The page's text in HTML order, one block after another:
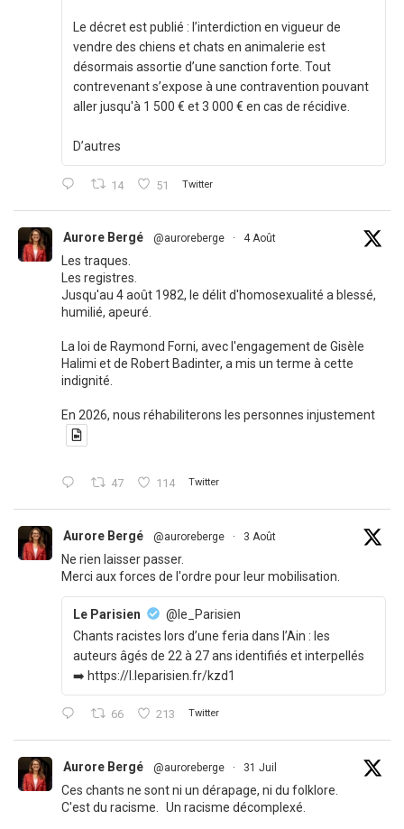
Le décret est publié : l’interdiction en vigueur de
vendre des chiens et chats en animalerie est
désormais assortie d’une sanction forte. Tout
contrevenant s’expose à une contravention pouvant
aller jusqu'à 1 500 € et 3 000 € en cas de récidive.
D’autres
14 51 Twitter
Aurore Bergé @auroreberge · 4 Août
Les traques.
Les registres.
Jusqu'au 4 août 1982, le délit d'homosexualité a blessé,
humilié, apeuré.
La loi de Raymond Forni, avec l'engagement de Gisèle
Halimi et de Robert Badinter, a mis un terme à cette
indignité.
En 2026, nous réhabiliterons les personnes injustement
47 114 Twitter
Aurore Bergé @auroreberge · 3 Août
Ne rien laisser passer.
Merci aux forces de l'ordre pour leur mobilisation.
Le Parisien
@le_Parisien
Chants racistes lors d’une feria dans l’Ain : les
auteurs âgés de 22 à 27 ans identifiés et interpellés
➡️ https://l.leparisien.fr/kzd1
66 213 Twitter
Aurore Bergé @auroreberge · 31 Juil
Ces chants ne sont ni un dérapage, ni du folklore.
C'est du racisme. Un racisme décomplexé.